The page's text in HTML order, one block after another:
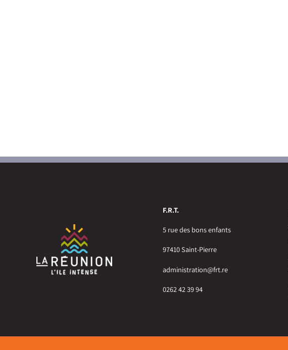
F.R.T.
5 rue des bons enfants
97410 Saint-Pierre
administration@frt.re
0262 42 39 94